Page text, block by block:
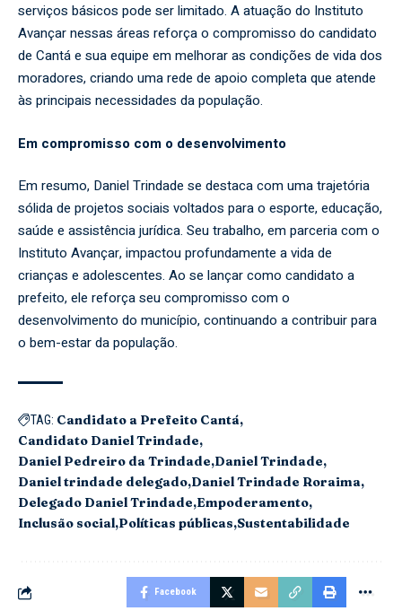
serviços básicos pode ser limitado. A atuação do Instituto
Avançar nessas áreas reforça o compromisso do candidato
de Cantá e sua equipe em melhorar as condições de vida dos
moradores, criando uma rede de apoio completa que atende
às principais necessidades da população.
Em compromisso com o desenvolvimento
Em resumo, Daniel Trindade se destaca com uma trajetória
sólida de projetos sociais voltados para o esporte, educação,
saúde e assistência jurídica. Seu trabalho, em parceria com o
Instituto Avançar, impactou profundamente a vida de
crianças e adolescentes. Ao se lançar como candidato a
prefeito, ele reforça seu compromisso com o
desenvolvimento do município, continuando a contribuir para
o bem-estar da população.
TAG: Candidato a Prefeito Cantá
Candidato Daniel Trindade
Daniel Pedreiro da Trindade Daniel Trindade
Daniel trindade delegado Daniel Trindade Roraima
Delegado Daniel Trindade Empoderamento
Inclusão social Políticas públicas Sustentabilidade
Facebook